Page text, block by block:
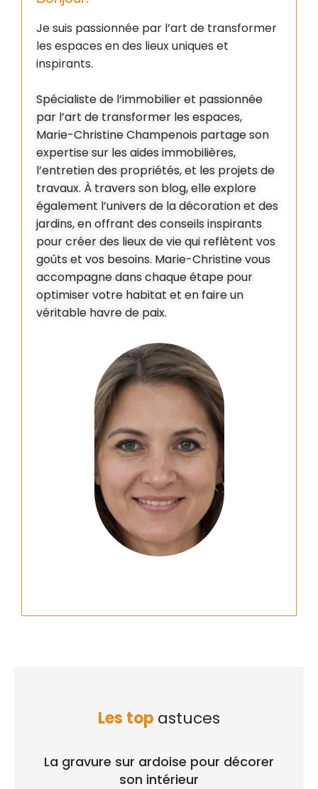
Je suis passionnée par l’art de transformer
les espaces en des lieux uniques et
inspirants.
Spécialiste de l’immobilier et passionnée
par l’art de transformer les espaces,
Marie-Christine Champenois partage son
expertise sur les aides immobilières,
l’entretien des propriétés, et les projets de
travaux. À travers son blog, elle explore
également l’univers de la décoration et des
jardins, en offrant des conseils inspirants
pour créer des lieux de vie qui reflètent vos
goûts et vos besoins. Marie-Christine vous
accompagne dans chaque étape pour
optimiser votre habitat et en faire un
véritable havre de paix.
Les top astuces
La gravure sur ardoise pour décorer
son intérieur